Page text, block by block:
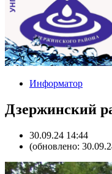
Информатор
Дзержинский
30.09.24 14:44
(обновлено: